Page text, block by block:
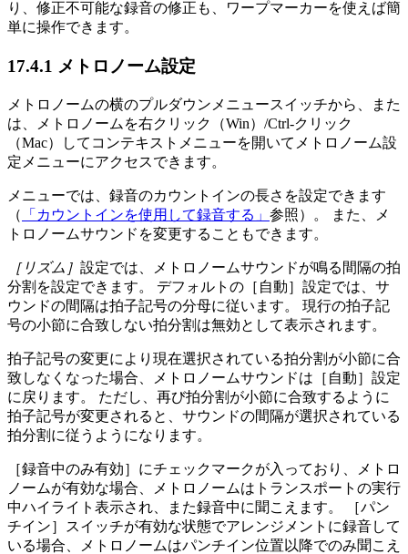
り、修正不可能な録音の修正も、ワープマーカーを使えば簡
単に操作できます。
17.4.1 メトロノーム設定
メトロノームの横のプルダウンメニュースイッチから、また
は、メトロノームを右クリック（Win）/Ctrl-クリック
（Mac）してコンテキストメニューを開いてメトロノーム設
定メニューにアクセスできます。
メニューでは、録音のカウントインの長さを設定できます
（
「カウントインを使用して録音する」 参照）。 また、メ
トロノームサウンドを変更することもできます。
［リズム］ 設定では、メトロノームサウンドが鳴る間隔の拍
分割を設定できます。 デフォルトの［自動］設定では、サ
ウンドの間隔は拍子記号の分母に従います。 現行の拍子記
号の小節に合致しない拍分割は無効として表示されます。
拍子記号の変更により現在選択されている拍分割が小節に合
致しなくなった場合、メトロノームサウンドは［自動］設定
に戻ります。 ただし、再び拍分割が小節に合致するように
拍子記号が変更されると、サウンドの間隔が選択されている
拍分割に従うようになります。
［録音中のみ有効］にチェックマークが入っており、メトロ
ノームが有効な場合、メトロノームはトランスポートの実行
中ハイライト表示され、また録音中に聞こえます。 ［パン
チイン］スイッチが有効な状態でアレンジメントに録音して
いる場合、メトロノームはパンチイン位置以降でのみ聞こえ